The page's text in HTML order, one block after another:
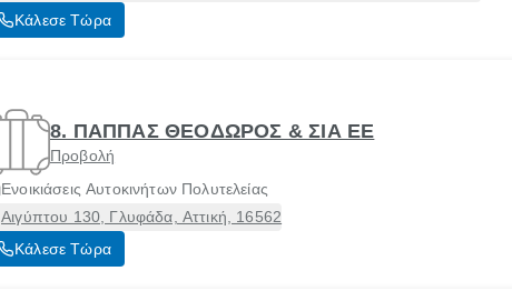
Κάλεσε Τώρα
8. ΠΑΠΠΑΣ ΘΕΟΔΩΡΟΣ & ΣΙΑ ΕΕ
Προβολή
Ενοικιάσεις Αυτοκινήτων Πολυτελείας
Αιγύπτου 130, Γλυφάδα, Αττική, 16562
Κάλεσε Τώρα